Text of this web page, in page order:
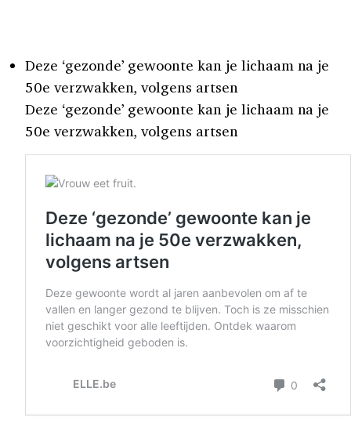
Deze ‘gezonde’ gewoonte kan je lichaam na je
50e verzwakken, volgens artsen
Deze ‘gezonde’ gewoonte kan je lichaam na je
50e verzwakken, volgens artsen